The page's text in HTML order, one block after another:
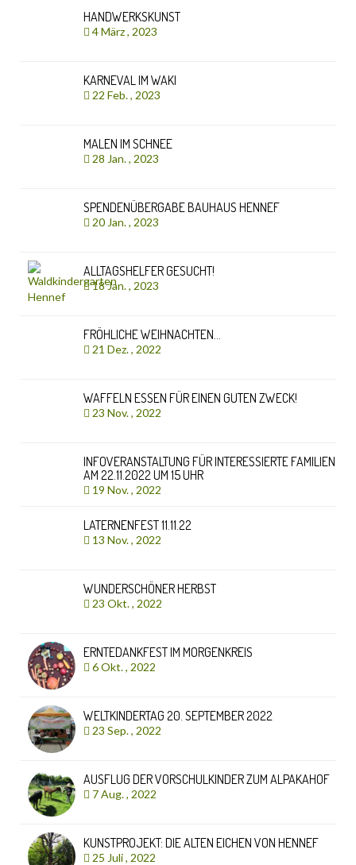
HANDWERKSKUNST
4 März , 2023
KARNEVAL IM WAKI
22 Feb. , 2023
MALEN IM SCHNEE
28 Jan. , 2023
SPENDENÜBERGABE BAUHAUS HENNEF
20 Jan. , 2023
ALLTAGSHELFER GESUCHT!
18 Jan. , 2023
FRÖHLICHE WEIHNACHTEN…
21 Dez. , 2022
WAFFELN ESSEN FÜR EINEN GUTEN ZWECK!
23 Nov. , 2022
INFOVERANSTALTUNG FÜR INTERESSIERTE FAMILIEN
AM 22.11.2022 UM 15 UHR
19 Nov. , 2022
LATERNENFEST 11.11.22
13 Nov. , 2022
WUNDERSCHÖNER HERBST
23 Okt. , 2022
ERNTEDANKFEST IM MORGENKREIS
6 Okt. , 2022
WELTKINDERTAG 20. SEPTEMBER 2022
23 Sep. , 2022
AUSFLUG DER VORSCHULKINDER ZUM ALPAKAHOF
7 Aug. , 2022
KUNSTPROJEKT: DIE ALTEN EICHEN VON HENNEF
25 Juli , 2022